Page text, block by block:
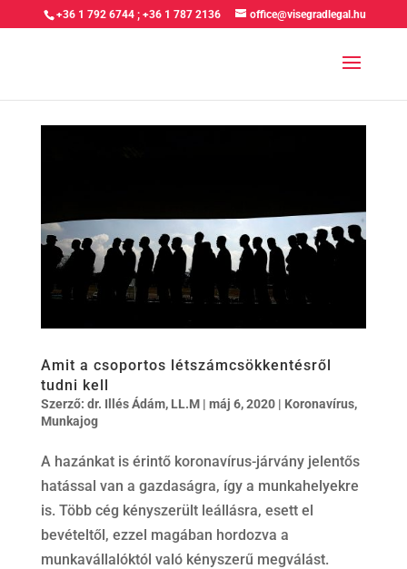
+36 1 792 6744 ;+36 1 787 2136 office@visegradlegal.hu
Amit a csoportos létszámcsökkentésről
tudni kell
Szerző: dr. Illés Ádám, LL.M| máj 6, 2020| Koronavírus,
Munkajog
A hazánkat is érintő koronavírus-járvány jelentős
hatással van a gazdaságra, így a munkahelyekre
is. Több cég kényszerült leállásra, esett el
bevételtől, ezzel magában hordozva a
munkavállalóktól való kényszerű megválást.